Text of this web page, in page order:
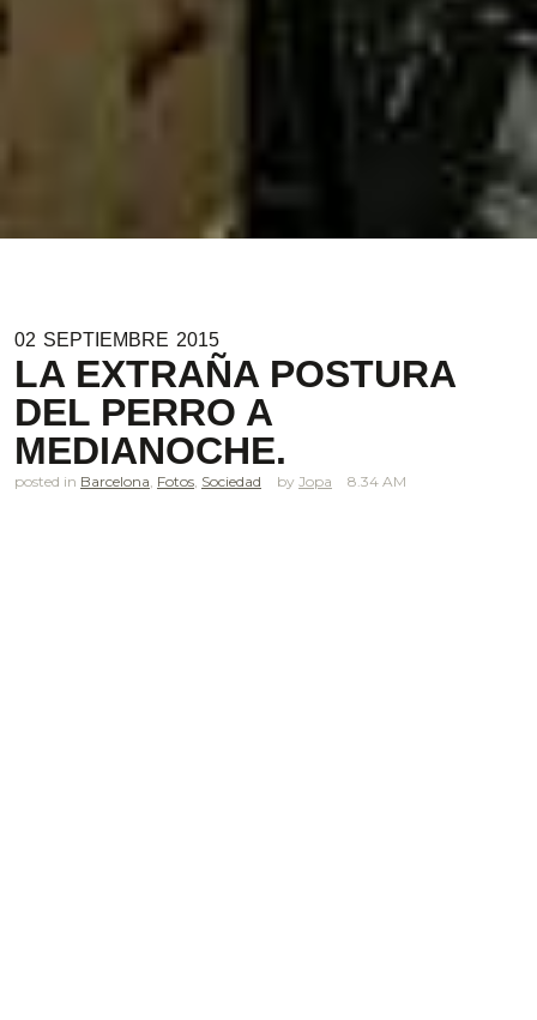
02 SEPTIEMBRE 2015
LA EXTRAÑA POSTURA
DEL PERRO A
MEDIANOCHE.
posted in Barcelona, Fotos, Sociedad Jopa 8.34 AM